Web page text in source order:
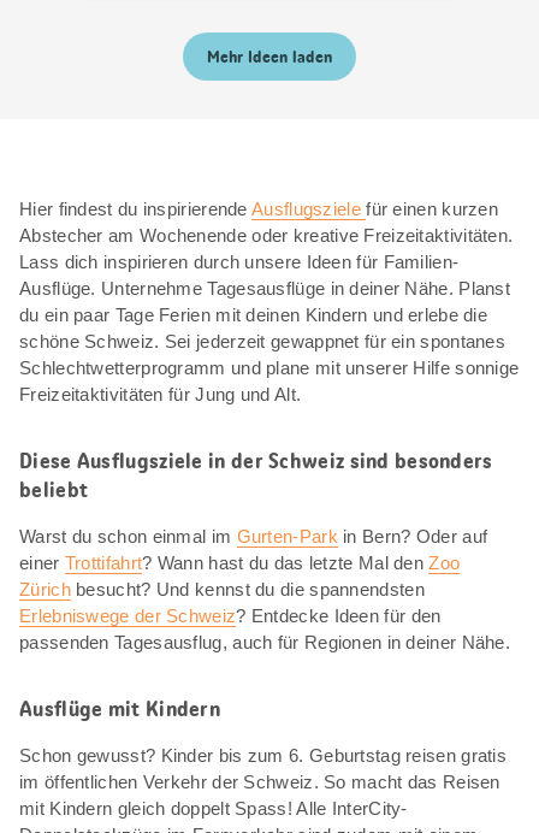
Mehr Ideen laden
Hier findest du inspirierendeAusflugszielefür einen kurzen
Abstecher am Wochenende oder kreative Freizeitaktivitäten.
Lass dich inspirieren durch unsere Ideen für Familien-
Ausflüge. Unternehme Tagesausflüge in deiner Nähe. Planst
du ein paar Tage Ferien mit deinen Kindern und erlebe die
schöne Schweiz. Sei jederzeit gewappnet für ein spontanes
Schlechtwetterprogramm und plane mit unserer Hilfe sonnige
Freizeitaktivitäten für Jung und Alt.
Diese Ausflugsziele in der Schweiz sind besonders
beliebt
Warst du schon einmal im Gurten-Park in Bern? Oder auf
einer Trottifahrt? Wann hast du das letzte Mal denZoo
Zürichbesucht? Und kennst du die spannendsten
Erlebniswege der Schweiz? Entdecke Ideen für den
passenden Tagesausflug, auch für Regionen in deiner Nähe.
Ausflüge mit Kindern
Schon gewusst? Kinder bis zum 6. Geburtstag reisen gratis
im öffentlichen Verkehr der Schweiz. So macht das Reisen
mit Kindern gleich doppelt Spass! Alle InterCity-